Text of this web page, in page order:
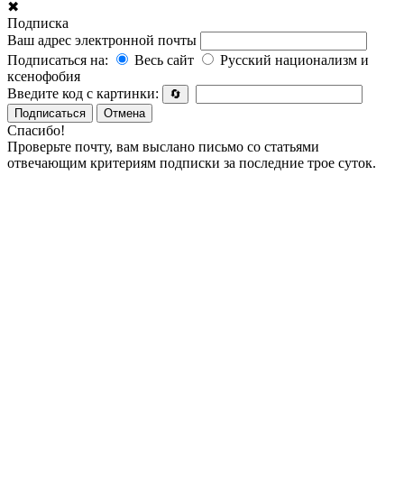
✖
Подписка
Ваш адрес электронной почты
Подписаться на:
Весь сайт
Русский национализм и
ксенофобия
Введите код с картинки:
🔄
Подписаться
Отмена
Спасибо!
Проверьте почту, вам выслано письмо со статьями
отвечающим критериям подписки за последние трое суток.